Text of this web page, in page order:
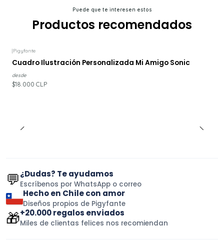
Puede que te interesen estos
Productos recomendados
|Pigyfante
Cuadro Ilustración Personalizada Mi Amigo Sonic
desde
$18.000 CLP
💬¿Dudas? Te ayudamos
Escríbenos por WhatsApp o correo
Hecho en Chile con amor
Diseños propios de Pigyfante
🎁+20.000 regalos enviados
Miles de clientas felices nos recomiendan